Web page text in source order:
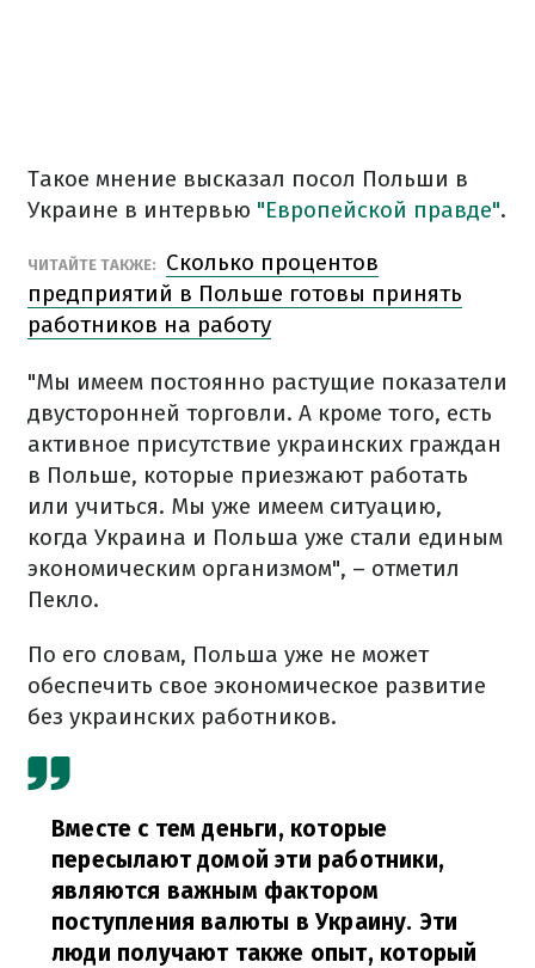
Такое мнение высказал посол Польши в
Украине в интервью "Европейской правде".
ЧИТАЙТЕ ТАКЖЕ:
Сколько процентов
предприятий в Польше готовы принять
работников на работу
"Мы имеем постоянно растущие показатели
двусторонней торговли. А кроме того, есть
активное присутствие украинских граждан
в Польше, которые приезжают работать
или учиться. Мы уже имеем ситуацию,
когда Украина и Польша уже стали единым
экономическим организмом", – отметил
Пекло.
По его словам, Польша уже не может
обеспечить свое экономическое развитие
без украинских работников.
Вместе с тем деньги, которые
пересылают домой эти работники,
являются важным фактором
поступления валюты в Украину. Эти
люди получают также опыт, который